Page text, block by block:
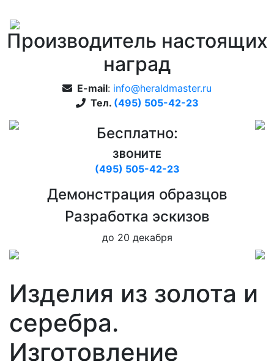
Производитель настоящих
наград
E-mail: info@heraldmaster.ru
Тел. (495) 505-42-23
Бесплатно:
ЗВОНИТЕ
(495) 505-42-23
Дeмонстрация образцов
Pазработка эскизов
до 20 декабря
Изделия из золота и
серебра.
Изготовление